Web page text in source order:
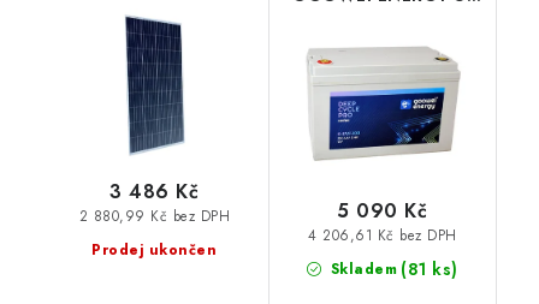
Prodej ukončen
2 880,99 Kč bez DPH
3 486 Kč
Skladem (81 ks)
4 206,61 Kč bez DPH
5 090 Kč